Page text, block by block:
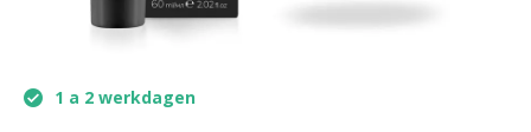
1 a 2 werkdagen